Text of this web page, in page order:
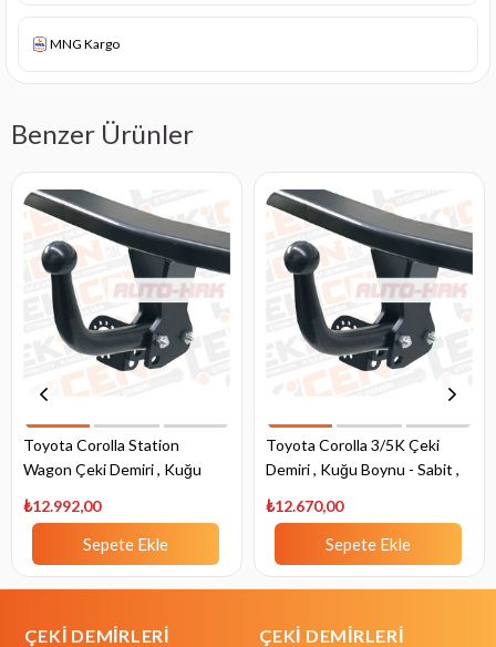
MNG Kargo
Benzer Ürünler
Toyota Corolla Station
Wagon Çeki Demiri , Kuğu
₺12.992,00
Sepete Ekle
Toyota Corolla 3/5K Çeki
Demiri , Kuğu Boynu - Sabit ,
₺12.670,00
Sepete Ekle
ÇEKİ DEMİRLERİ ÇEKİ DEMİRLERİ